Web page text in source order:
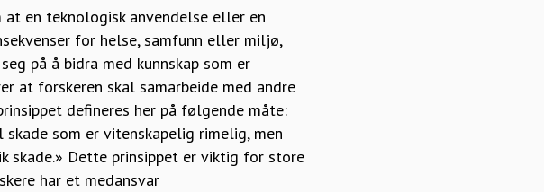
en teknologisk anvendelse eller en
for helse, samfunn eller miljø,
på å bidra med kunnskap som er
at forskeren skal samarbeide med andre
defineres her på følgende måte:
som er vitenskapelig rimelig, men
skade.» Dette prinsippet er viktig for store
har et medansvar